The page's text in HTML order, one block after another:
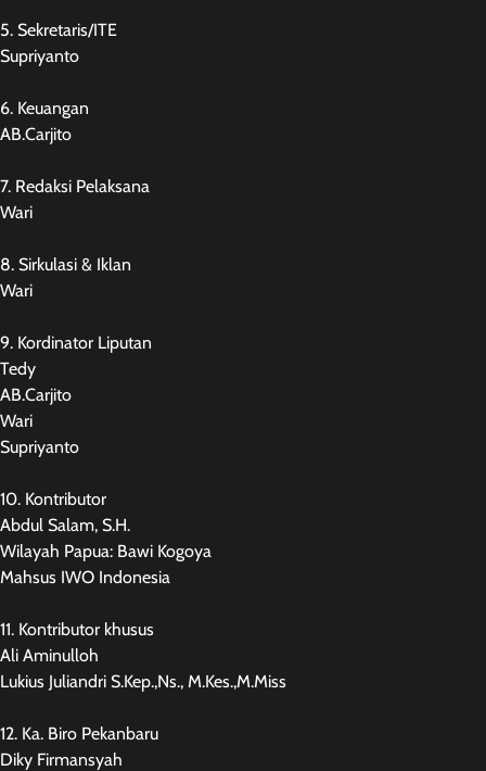
5. Sekretaris/ITE
Supriyanto
6. Keuangan
AB.Carjito
7. Redaksi Pelaksana
Wari
8. Sirkulasi & Iklan
Wari
9. Kordinator Liputan
Tedy
AB.Carjito
Wari
Supriyanto
10. Kontributor
Abdul Salam, S.H.
Wilayah Papua: Bawi Kogoya
Mahsus IWO Indonesia
11. Kontributor khusus
Ali Aminulloh
Lukius Juliandri S.Kep.,Ns., M.Kes.,M.Miss
12. Ka. Biro Pekanbaru
Diky Firmansyah